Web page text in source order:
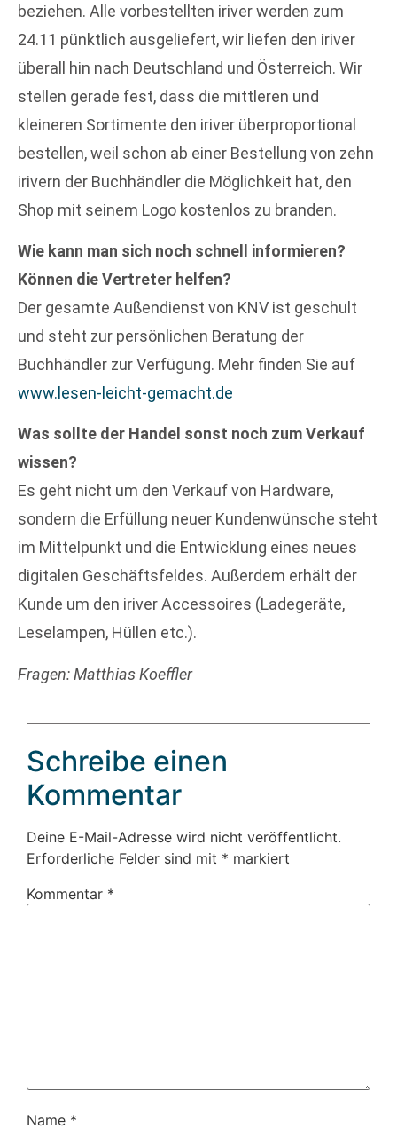
beziehen. Alle vorbestellten iriver werden zum
24.11 pünktlich ausgeliefert, wir liefen den iriver
überall hin nach Deutschland und Österreich. Wir
stellen gerade fest, dass die mittleren und
kleineren Sortimente den iriver überproportional
bestellen, weil schon ab einer Bestellung von zehn
irivern der Buchhändler die Möglichkeit hat, den
Shop mit seinem Logo kostenlos zu branden.
Wie kann man sich noch schnell informieren?
Können die Vertreter helfen?
Der gesamte Außendienst von KNV ist geschult
und steht zur persönlichen Beratung der
Buchhändler zur Verfügung. Mehr finden Sie auf
www.lesen-leicht-gemacht.de
Was sollte der Handel sonst noch zum Verkauf
wissen?
Es geht nicht um den Verkauf von Hardware,
sondern die Erfüllung neuer Kundenwünsche steht
im Mittelpunkt und die Entwicklung eines neues
digitalen Geschäftsfeldes. Außerdem erhält der
Kunde um den iriver Accessoires (Ladegeräte,
Leselampen, Hüllen etc.).
Fragen: Matthias Koeffler
Schreibe einen
Kommentar
Deine E-Mail-Adresse wird nicht veröffentlicht.
Erforderliche Felder sind mit * markiert
Kommentar *
Name *